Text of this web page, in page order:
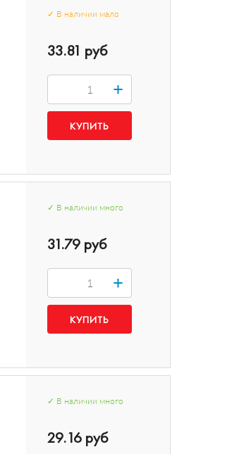
✓ В наличии мало
33.81 руб
+
✓ В наличии много
31.79 руб
+
✓ В наличии много
29.16 руб